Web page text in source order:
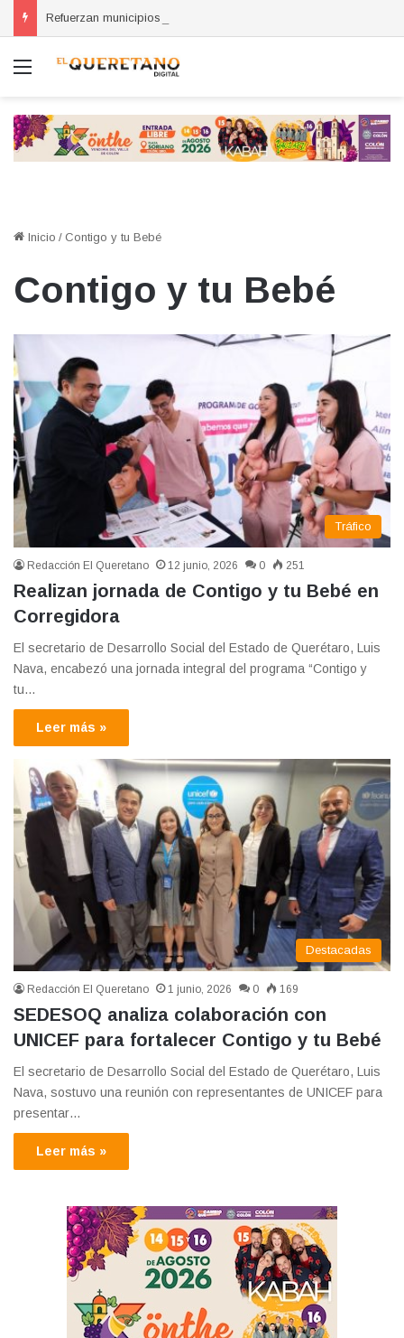
Menú
Inicio / Contigo y tu Bebé
Contigo y tu Bebé
Tráfico
Redacción El Queretano 12 junio, 2026 0 251
Realizan jornada de Contigo y tu Bebé en
Corregidora
El secretario de Desarrollo Social del Estado de Querétaro, Luis
Nava, encabezó una jornada integral del programa “Contigo y
tu…
Leer más »
Destacadas
Redacción El Queretano 1 junio, 2026 0 169
SEDESOQ analiza colaboración con
UNICEF para fortalecer Contigo y tu Bebé
El secretario de Desarrollo Social del Estado de Querétaro, Luis
Nava, sostuvo una reunión con representantes de UNICEF para
presentar…
Leer más »